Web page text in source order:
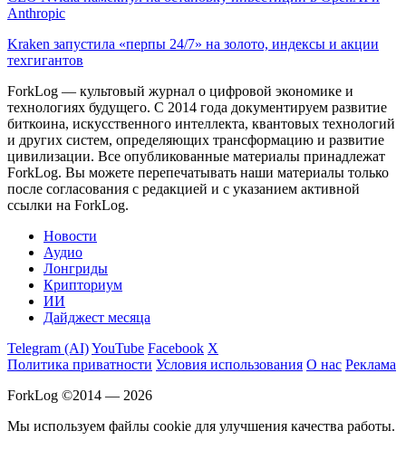
Anthropic
Kraken запустила «перпы 24/7» на золото, индексы и акции
техгигантов
ForkLog — культовый журнал о цифровой экономике и
технологиях будущего. С 2014 года документируем развитие
биткоина, искусственного интеллекта, квантовых технологий
и других систем, определяющих трансформацию и развитие
цивилизации. Все опубликованные материалы принадлежат
ForkLog. Вы можете перепечатывать наши материалы только
после согласования с редакцией и с указанием активной
ссылки на ForkLog.
Новости
Аудио
Лонгриды
Крипториум
ИИ
Дайджест месяца
Telegram (AI)YouTube Facebook X
Политика приватности Условия использования О нас Реклама
ForkLog ©2014 — 2026
Мы используем файлы cookie для улучшения качества работы.